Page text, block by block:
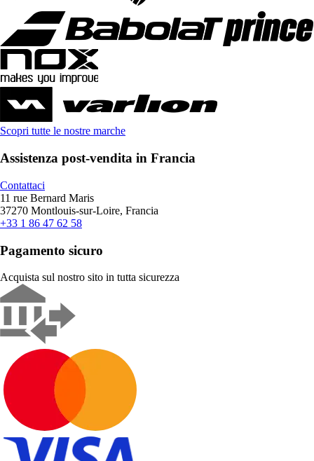
Scopri tutte le nostre marche
Assistenza post-vendita in Francia
Contattaci
11 rue Bernard Maris
37270 Montlouis-sur-Loire, Francia
+33 1 86 47 62 58
Pagamento sicuro
Acquista sul nostro sito in tutta sicurezza